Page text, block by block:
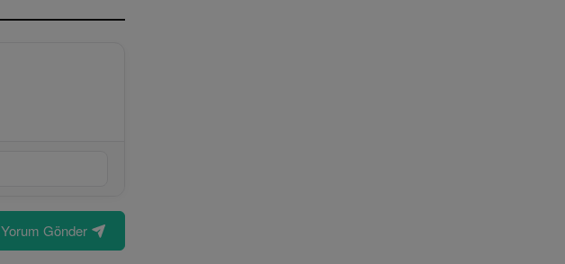
Yorum Gönder